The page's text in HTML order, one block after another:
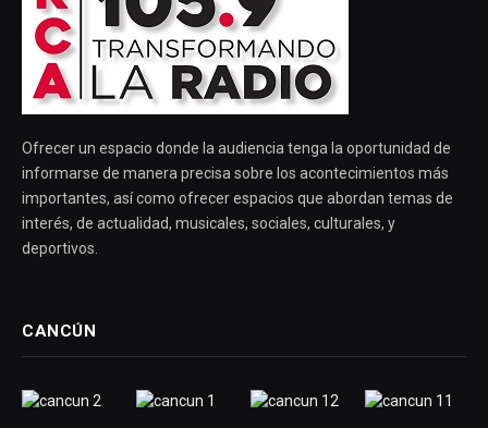
Ofrecer un espacio donde la audiencia tenga la oportunidad de
informarse de manera precisa sobre los acontecimientos más
importantes, así como ofrecer espacios que abordan temas de
interés, de actualidad, musicales, sociales, culturales, y
deportivos.
CANCÚN